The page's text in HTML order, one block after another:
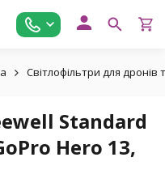
Світлофільтри для
Standard
Hero 13,